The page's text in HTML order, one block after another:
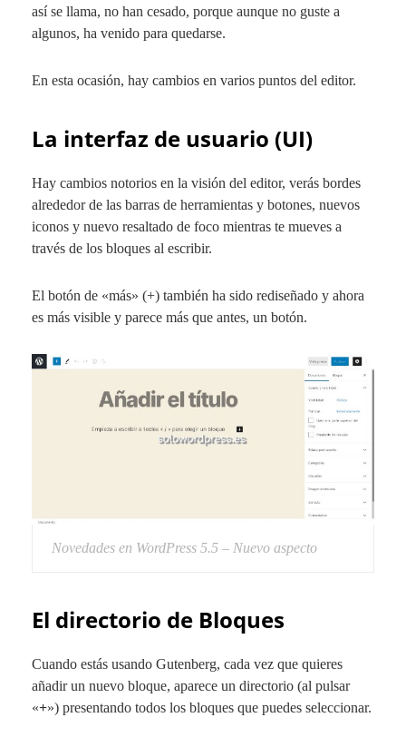
así se llama, no han cesado, porque aunque no guste a
algunos, ha venido para quedarse.
En esta ocasión, hay cambios en varios puntos del editor.
La interfaz de usuario (UI)
Hay cambios notorios en la visión del editor, verás bordes
alrededor de las barras de herramientas y botones, nuevos
iconos y nuevo resaltado de foco mientras te mueves a
través de los bloques al escribir.
El botón de «más» (+) también ha sido rediseñado y ahora
es más visible y parece más que antes, un botón.
Novedades en WordPress 5.5 – Nuevo aspecto
El directorio de Bloques
Cuando estás usando Gutenberg, cada vez que quieres
añadir un nuevo bloque, aparece un directorio (al pulsar
«+») presentando todos los bloques que puedes seleccionar.